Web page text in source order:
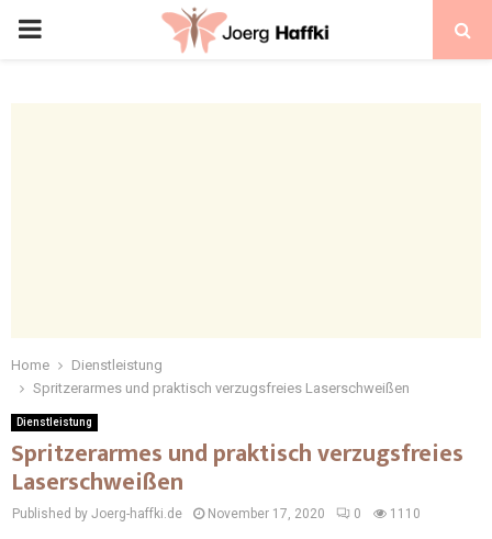
Home
Dienstleistung
Spritzerarmes und praktisch verzugsfreies Laserschweißen
Dienstleistung
Spritzerarmes und praktisch verzugsfreies
Laserschweißen
Published by Joerg-haffki.de November 17, 2020 0 1110